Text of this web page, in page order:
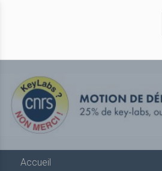
Accueil